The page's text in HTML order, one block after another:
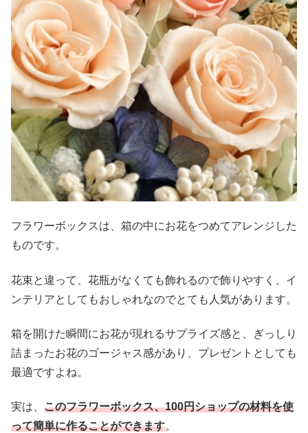
フラワーボックスは、箱の中にお花をつめてアレンジした
ものです。
花束と違って、花瓶がなくても飾れるので飾りやすく、イ
ンテリアとしてもおしゃれなのでとても人気があります。
箱を開けた瞬間にお花が現れるサプライズ感と、ぎっしり
詰まったお花のゴージャス感があり、プレゼントとしても
最適ですよね。
実は、 このフラワーボックス、100円ショップの材料を使
って簡単に作ることができます。